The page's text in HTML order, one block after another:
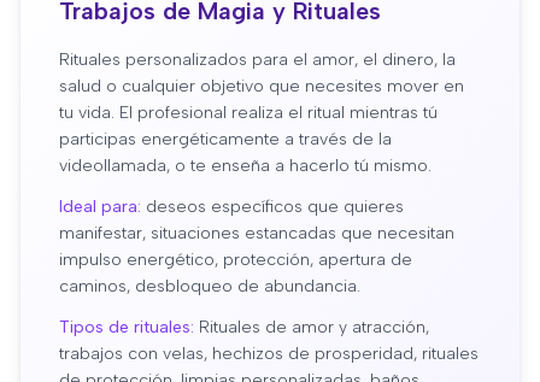
Trabajos de Magia y Rituales
Rituales personalizados para el amor, el dinero, la
salud o cualquier objetivo que necesites mover en
tu vida. El profesional realiza el ritual mientras tú
participas energéticamente a través de la
videollamada, o te enseña a hacerlo tú mismo.
Ideal para: deseos específicos que quieres
manifestar, situaciones estancadas que necesitan
impulso energético, protección, apertura de
caminos, desbloqueo de abundancia.
Tipos de rituales: Rituales de amor y atracción,
trabajos con velas, hechizos de prosperidad, rituales